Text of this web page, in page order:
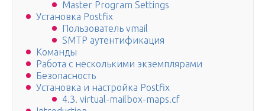
Master Program Settings
Установка Postfix
Пользователь vmail
SMTP аутентификация
Команды
Работа с несколькими экземплярами
Безопасность
Установка и настройка Postfix
4.3. virtual-mailbox-maps.cf